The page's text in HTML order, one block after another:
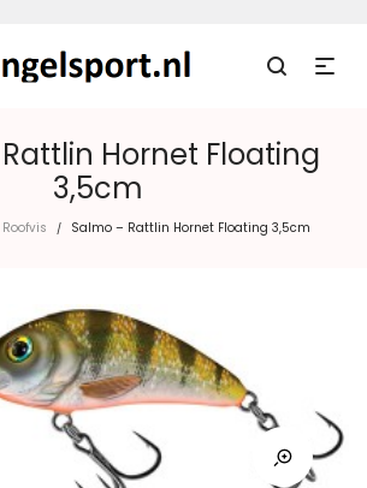
Hornet Floating
3,5cm
Roofvis / Salmo – Rattlin Hornet Floating 3,5cm